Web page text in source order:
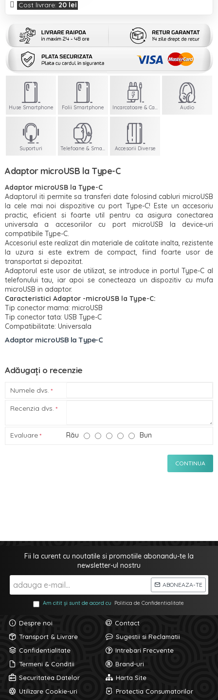
Cost livrare: 20 lei
Huse Smartphone Folii Smartphone Incarcatoare & Cabluri Audio
Suporturi Telefoane & Smartwatch Accesorii Diverse
Adaptor microUSB la Type-C
Adaptor microUSB la Type-C
Adaptorul iti permite sa transferi date folosind cabluri microUSB
la cele mai noi dispozitive cu port Type-C! Este un accesoriu
practic, eficient si foarte util pentru ca asigura conectarea
universala a accesoriilor cu port microUSB la device-uri
compatibile Type-C.
Accesoriul este realizat din materiale de calitate inalta, rezistente
la uzura si este extrem de compact, fiind foarte usor de
transportat si depozitat.
Adaptorul este usor de utilizat, se introduce in portul Type-C al
telefonului tau, iar apoi se conecteaza un dispozitiv cu mufa
microUSB in adaptor.
Caracteristici Adaptor -microUSB la Type-C:
Tip conector mama: microUSB
Tip conector tata: USB Type-C
Compatibilitate: Universala
Adaptor microUSB la Type-C
Adăugați o recenzie
Numele dvs.
Recenzia dvs.
Evaluare Rău Bun
CONTINUA
Fii la curent cu noutatile si promotiile abonandu-te la
newsletter-ul nostru
ABONEAZA-TE
Am citit și sunt de acord cu Politica de Confidentialitate
Despre noi
Transport & Livrare
Confidentialitate
Termeni & Conditii
Securitatea Datelor
Utilizare Cookie-uri
Contact
Sugestii si Reclamatii
Intrebari Frecvente
Brand-uri
Harta Site
Protectia Consumatorilor